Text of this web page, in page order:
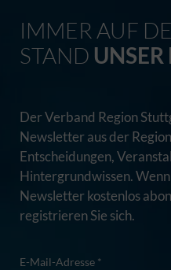
IMMER AUF
STAND
Der Verband Region
Newsletter aus der
Entscheidungen,
Hintergrundwissen.
Newsletter kostenlos
registrieren Sie sich.
E-Mail-Adresse *